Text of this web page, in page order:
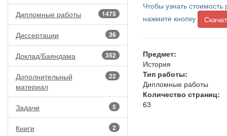
1475
Дипломные работы
36
Диссертации
352
Доклад/Баяндама
22
Дополнительный
материал
5
Задачи
2
Книги
Чтобы узнать
нажмите кнопку
Предмет:
История
Тип работы:
Дипломные работы
Количество страниц:
63